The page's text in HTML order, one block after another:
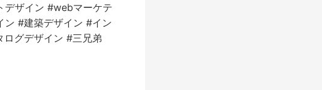
デザイン #webマーケテ
ン #建築デザイン #イン
グデザイン #三兄弟